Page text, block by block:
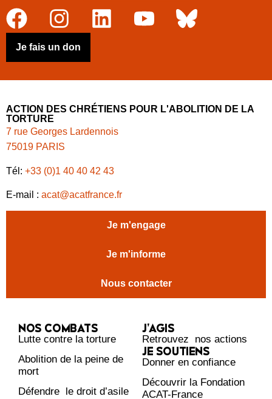
Je fais un don
ACTION DES CHRÉTIENS POUR L'ABOLITION DE LA
TORTURE
7 rue Georges Lardennois
75019 PARIS
Tél: +33 (0)1 40 40 42 43
E-mail : acat@acatfrance.fr
Je m'engage
Je m'informe
Nous contacter
NOS COMBATS
Lutte contre la torture
Abolition de la peine de
mort
Défendre le droit d’asile
J’AGIS
Retrouvez nos actions
JE SOUTIENS
Donner en confiance
Découvrir la Fondation
ACAT-France